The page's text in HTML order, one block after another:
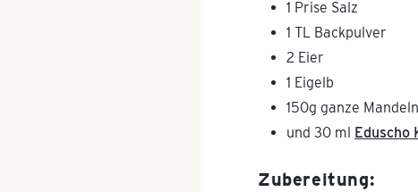
1 Prise Salz
1 TL Backpulver
2 Eier
1 Eigelb
150g ganze Mandeln
und 30 ml Eduscho
Zubereitung: